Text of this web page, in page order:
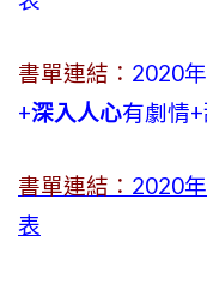
書單連結： 2020
+深入人心有劇情+
書單連結： 2020
表